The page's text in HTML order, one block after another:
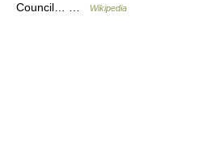
Council… …
Wikipedia